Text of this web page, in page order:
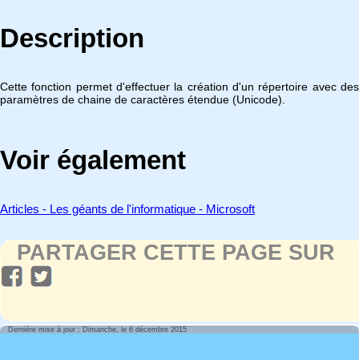
Description
Cette fonction permet d'effectuer la création d'un répertoire avec des
paramètres de chaine de caractères étendue (Unicode).
Voir également
Articles - Les géants de l'informatique - Microsoft
PARTAGER CETTE PAGE SUR
Dernière mise à jour : Dimanche, le 6 décembre 2015